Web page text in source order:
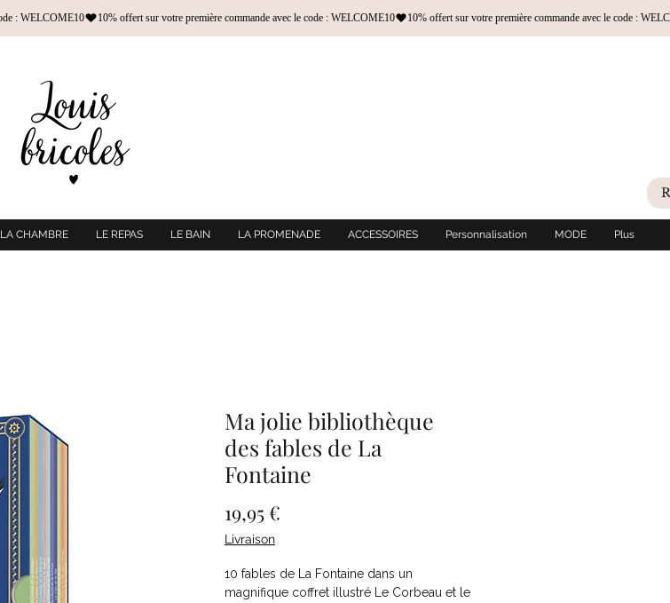
LA CHAMBRE LE REPAS LE BAIN LA PROMENADE ACCESSOIRES Personnalisation MODE Plus
Ma jolie bibliothèque
des fables de La
Fontaine
19,95 €
Livraison
10 fables de La Fontaine dans un
magnifique coffret illustré Le Corbeau et le